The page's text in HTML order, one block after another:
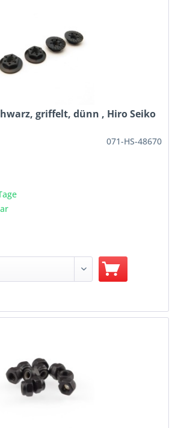
griffelt, dünn , Hiro Seiko
071-HS-48670